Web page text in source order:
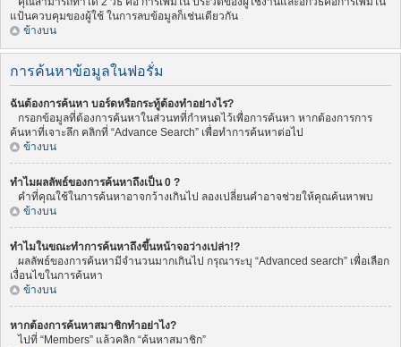
แป้นควบคุมของผู้ใช้ ในการลบข้อมูลก็เช่นเดียวกัน
ข้างบน
การค้นหาข้อมูลในฟอรั่ม
ฉันต้องการค้นหา บอร์ดหรือกระทู้ต้องทำอย่างไร?
กรอกข้อมูลที่ต้องการค้นหาในส่วนทที่กำหนดไว้เพื่อการค้นหา หากต้องการการ
ค้นหาที่เจาะลึก คลิกที่ “Advance Search” เพื่อทำการค้นหาต่อไป
ข้างบน
ทำไมผลลัพธ์ของการค้นหาถึงเป็น 0 ?
คำที่คุณใช้ในการค้นหาอาจกว้างเกินไป ลองเปลี่ยนคำอาจช่วยให้คุณค้นหาพบ
ข้างบน
ทำไมในขณะทำการค้นหาถึงขึ้นหน้าจอว่างเปล่า!?
ผลลัพธ์ของการค้นหามีจำนวนมากเกินไป กรุณาระบุ “Advanced search” เพื่อเลือก
เงื่อนไขในการค้นหา
ข้างบน
หากต้องการค้นหาสมาชิกทำอย่าไง?
ไปที่ “Members” แล้วคลิก “ค้นหาสมาชิก”